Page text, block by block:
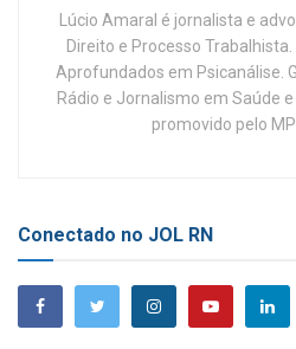
Lúcio Amaral é jornalista e
Direito e Processo
Aprofundados em Psicanálise.
Rádio e Jornalismo em Saúde
promovido pelo
Conectado no JOL RN